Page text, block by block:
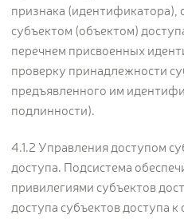
признака (идентификатора),
субъектом (объектом)
перечнем присвоенных
проверку принадлежности
предъявленного им
подлинности).
4.1.2 Управления доступом
доступа. Подсистема
привилегиями субъектов
доступа субъектов доступа